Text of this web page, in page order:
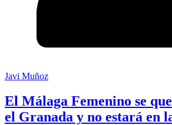
Javi Muñoz
El Málaga Femenino se
el Granada y no estará en